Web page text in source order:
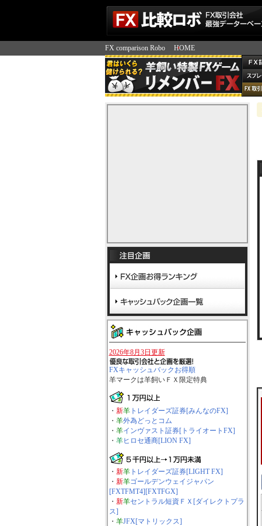
FX comparison Robo HOME
2026年8月3日更新
FXキャッシュバックお得順
羊マークは羊飼いＦＸ限定特典
・ 新羊トレイダーズ証券[みんなのFX]
・ 羊外為どっとコム
・ 羊インヴァスト証券[トライオートFX]
・ 羊ヒロセ通商[LION FX]
・ 新羊トレイダーズ証券[LIGHT FX]
・ 新羊ゴールデンウェイジャパン
[FXTFMT4][FXTFGX]
・ 新羊セントラル短資ＦＸ[ダイレクトプラ
ス]
・ 羊JFX[マトリックス]